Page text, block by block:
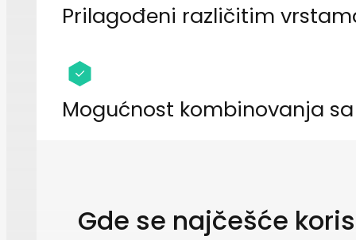
Prilagođeni različitim
Mogućnost kombinovanja
Gde se najčešće